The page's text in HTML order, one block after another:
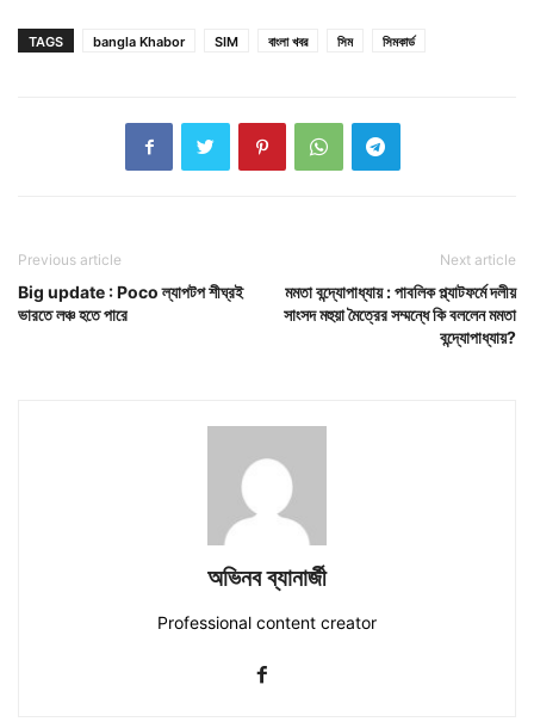
TAGS bangla Khabor SIM বাংলা খবর সিম সিমকার্ড
Previous article
Big update : Poco ল্যাপটপ শীঘ্রই
ভারতে লঞ্চ হতে পারে
Next article
মমতা বন্দ্যোপাধ্যায় : পাবলিক প্ল্যাটফর্মে দলীয়
সাংসদ মহুয়া মৈত্রের সম্মন্ধে কি বললেন মমতা
বন্দ্যোপাধ্যায়?
অভিনব ব্যানার্জী
Professional content creator